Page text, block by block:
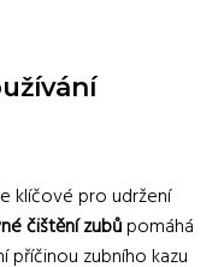
klíčové pro udržení
čištění zubůpomáhá
příčinou zubního kazu